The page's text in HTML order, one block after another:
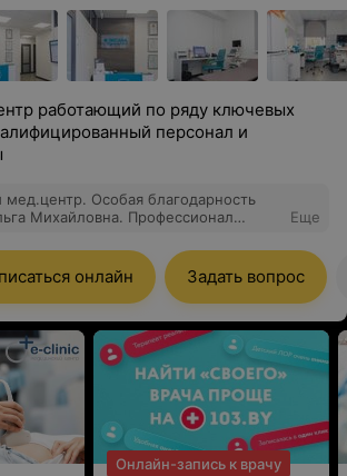
работающий по ряду ключевых
персонал и
мед.центр. Особая благодарность
Михайловна. Профессионал
вам большое.
Еще
онлайн Задать вопрос
Онлайн-запись к врачу